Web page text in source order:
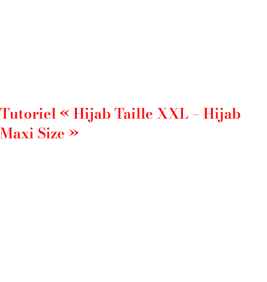
Tutoriel « Hijab Taille XXL – Hijab
Maxi Size »